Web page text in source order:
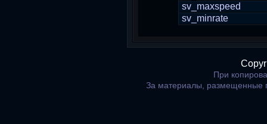
sv_maxspeed
sv_minrate
При
За материалы, размещенные